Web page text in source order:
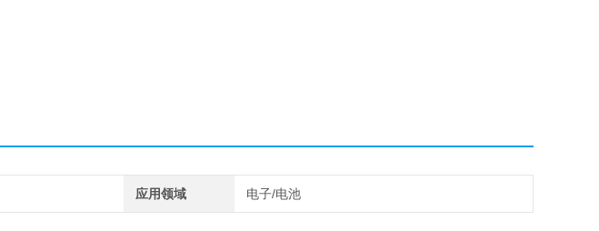
应用领域 电子/电池